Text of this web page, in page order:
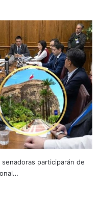
participarán de